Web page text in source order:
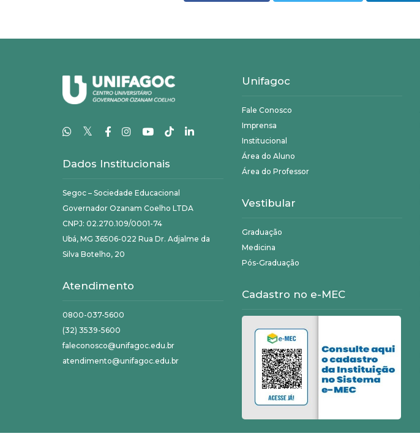
𝕏
Dados Institucionais
Segoc – Sociedade Educacional
Governador Ozanam Coelho LTDA
CNPJ: 02.270.109/0001-74
Ubá, MG 36506-022 Rua Dr. Adjalme da
Silva Botelho, 20
Atendimento
0800-037-5600
(32) 3539-5600
faleconosco@unifagoc.edu.br
atendimento@unifagoc.edu.br
Unifagoc
Fale Conosco
Imprensa
Institucional
Área do Aluno
Área do Professor
Vestibular
Graduação
Medicina
Pós-Graduação
Cadastro no e-MEC